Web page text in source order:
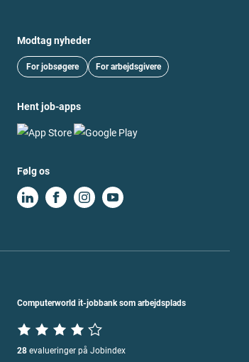
Modtag nyheder
For jobsøgere For arbejdsgivere
Hent job-apps
Følg os
Computerworld it-jobbank som arbejdsplads
28 evalueringer på Jobindex